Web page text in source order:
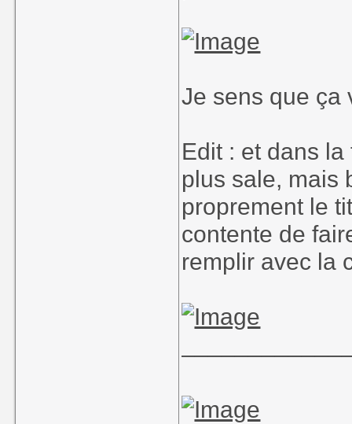
Je sens que ça
Edit : et dans
plus sale, mais
proprement le
contente de
remplir avec la